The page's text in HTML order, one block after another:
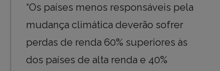
“Os países menos responsáveis pela
mudança climática deverão sofrer
perdas de renda 60% superiores às
dos países de alta renda e 40%